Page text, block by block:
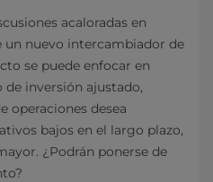
acaloradas en
un nuevo intercambiador de
se puede enfocar en
inversión ajustado,
operaciones desea
bajos en el largo plazo,
¿Podrán ponerse de